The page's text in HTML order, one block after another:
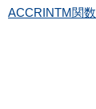
ACCRINTM関数